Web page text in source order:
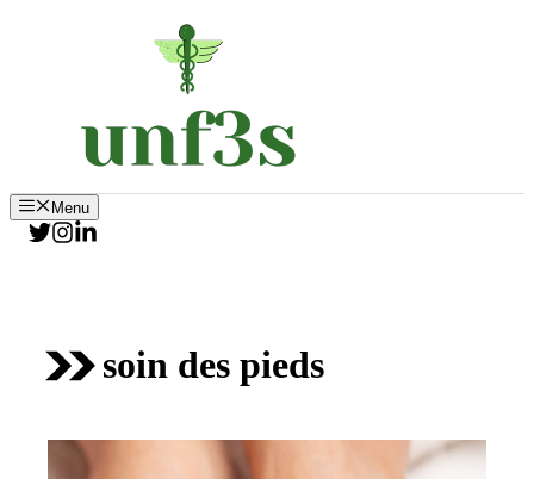
Menu
soin des pieds